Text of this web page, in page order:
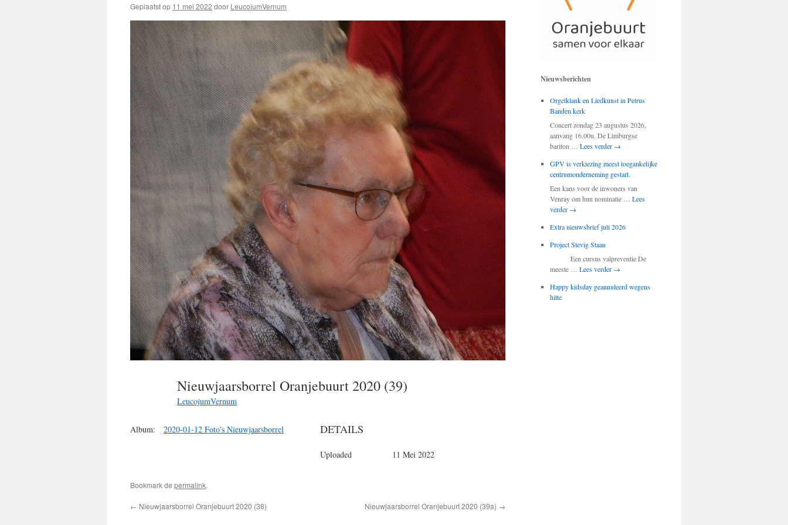
Geplaatst op 11 mei 2022 door LeucojumVernum
Nieuwjaarsborrel Oranjebuurt 2020 (39)
LeucojumVernum
Album: 2020-01-12 Foto's Nieuwjaarsborrel DETAILS
Uploaded 11 Mei 2022
Bookmark de permalink.
← Nieuwjaarsborrel Oranjebuurt 2020 (38) Nieuwjaarsborrel Oranjebuurt 2020 (39a) →
Nieuwsberichten
Orgelklank en Liedkunst in Petrus
Banden kerk
Concert zondag 23 augustus 2026,
aanvang 16.00u. De Limburgse
bariton … Lees verder →
GPV is verkiezing meest toegankelijke
centrumonderneming gestart.
Een kans voor de inwoners van
Venray om hun nominatie … Lees
verder →
Extra nieuwsbrief juli 2026
Project Stevig Staan
Een cursus valpreventie De
meeste … Lees verder →
Happy kidsday geannuleerd wegens
hitte